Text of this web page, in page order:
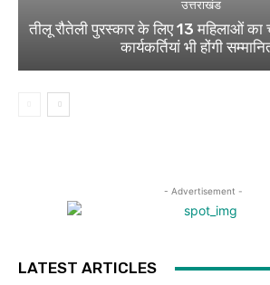
उत्तराखंड
तीलू रौतेली पुरस्कार के लिए 13 महिलाओं
कार्यकर्तियां भी होंगी
- Advertisement -
LATEST ARTICLES